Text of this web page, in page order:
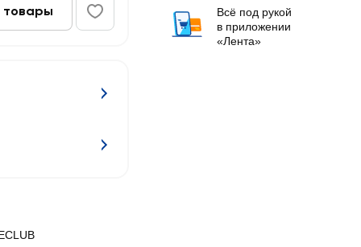
товары
Всё под рукой
в приложении
«Лента»